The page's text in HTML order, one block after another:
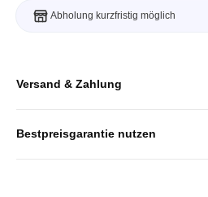
Abholung kurzfristig möglich
Versand & Zahlung
Bestpreisgarantie nutzen